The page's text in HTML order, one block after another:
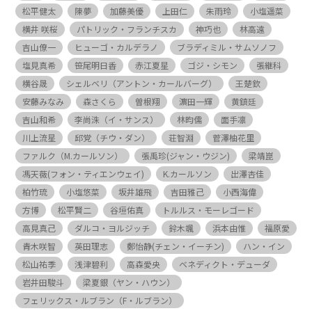
松平健太
陳夢 加藤美優 上田仁 朱雨玲
小塩遥菜
横井 咲桜
パトリック・フランチスカ 神巧也
林高遠
吉山僚一
ヒューゴ・カルデラノ
ブラディミル・サムソノフ
塩見真希
笹尾明日香 赤江夏星 ゴジ・シモン
張継科
横谷晟
シェルベリ（アントン・カールバーグ）
王楚欽
安藤みなみ
森さくら 曽根翔 濵田一輝
黄鎮廷
吉山和希
李尚洙（イ・サンス） 林昀儒
面手凛
川上流星
邱党（チウ・ダン） 荘智淵
菅澤柚花里
ファルク（M.カールソン）
張禹珍(ジャン・ウジン)
梁靖崑
馮天薇(フォン・ティエンウェイ)
K.カールソン
出澤杏佳
柏竹琉
小塩悠菜 坂井雄飛 吉田雅己
小西海偉
方博
松平賢二 谷垣佑真
トルルス・モーレゴード
高見真己
ダルコ・ヨルジッチ 鈴木颯 浜本由惟
福原愛
青木咲智
英田理志 鄭怡静(チェン・イーチン)
ハン・イン
松山祐季
浅津碧利 高森愛央
ベネディクト・デューダ
岩井田駿斗
梁夏銀（ヤン・ハウン）
フェリックス・ルブラン（F・ルブラン）